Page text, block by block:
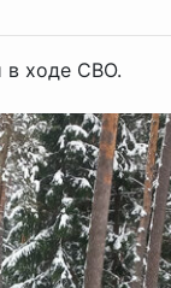
в ходе СВО.